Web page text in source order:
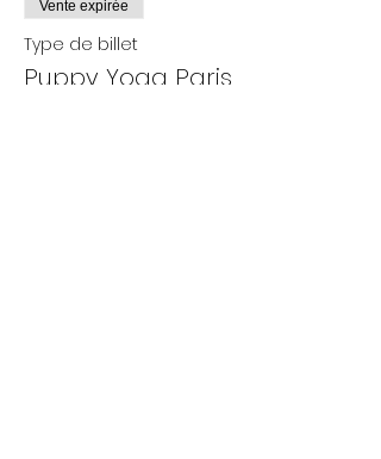
Vente expirée
Type de billet
Puppy Yoga Paris